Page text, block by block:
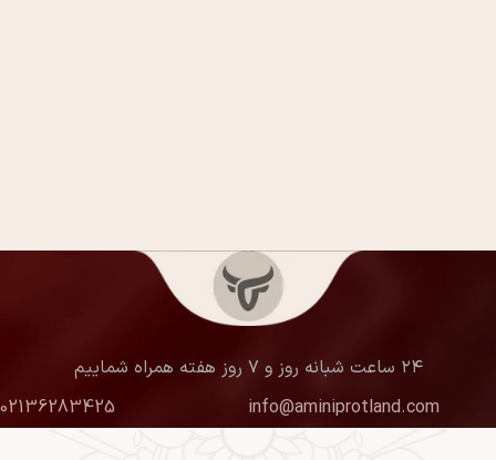
۲۴ ساعت شبانه روز و ۷ روز هفته همراه شماییم
info@aminiprotland.com
02136283425